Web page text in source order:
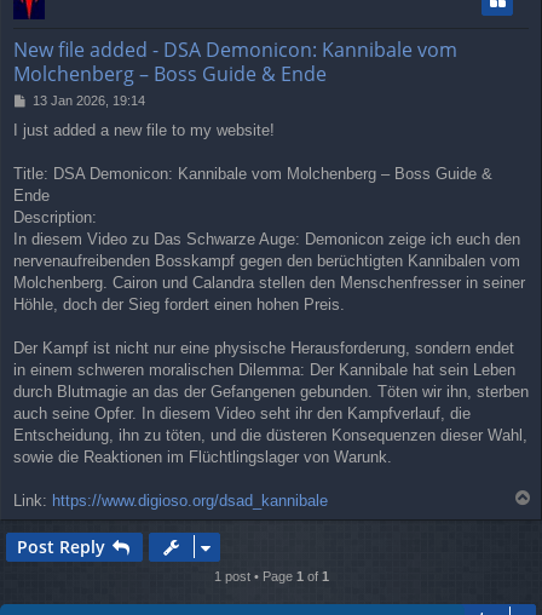
New file added - DSA Demonicon: Kannibale vom
Molchenberg – Boss Guide & Ende
P
s
13 Jan 2026, 19:14
I just added a new file to my website!
Title: DSA Demonicon: Kannibale vom Molchenberg – Boss Guide &
Ende
Description:
In diesem Video zu Das Schwarze Auge: Demonicon zeige ich euch den
nervenaufreibenden Bosskampf gegen den berüchtigten Kannibalen vom
Molchenberg. Cairon und Calandra stellen den Menschenfresser in seiner
Höhle, doch der Sieg fordert einen hohen Preis.
Der Kampf ist nicht nur eine physische Herausforderung, sondern endet
in einem schweren moralischen Dilemma: Der Kannibale hat sein Leben
durch Blutmagie an das der Gefangenen gebunden. Töten wir ihn, sterben
auch seine Opfer. In diesem Video seht ihr den Kampfverlauf, die
Entscheidung, ihn zu töten, und die düsteren Konsequenzen dieser Wahl,
sowie die Reaktionen im Flüchtlingslager von Warunk.
Link: https://www.digioso.org/dsad_kannibale
o
Post Reply
1 post • Page 1 of 1